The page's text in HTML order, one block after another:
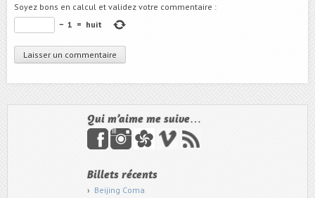
Soyez bons en calcul et validez votre commentaire :
− 1 = huit
Qui m’aime me suive…
Billets récents
Beijing Coma